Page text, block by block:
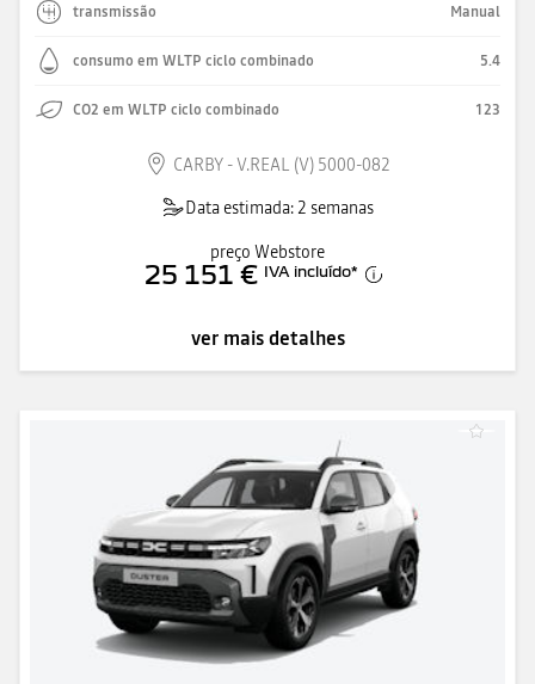
transmissão Manual
consumo em WLTP ciclo combinado 5.4
CO2 em WLTP ciclo combinado 123
CARBY - V.REAL (V) 5000-082
Data estimada: 2 semanas
preço Webstore
25 151 € IVA incluído*
ver mais detalhes